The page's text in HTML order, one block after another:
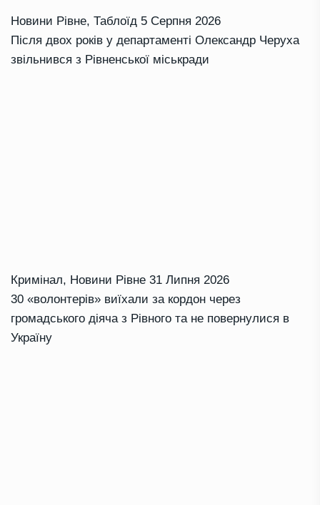
Новини Рівне, Таблоїд 5 Серпня 2026
Після двох років у департаменті Олександр Черуха
звільнився з Рівненської міськради
Кримінал, Новини Рівне 31 Липня 2026
30 «волонтерів» виїхали за кордон через
громадського діяча з Рівного та не повернулися в
Україну